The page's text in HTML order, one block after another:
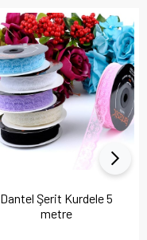
Dantel Şerit Kurdele 5
metre